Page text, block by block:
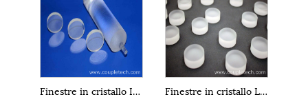
Finestre in cristallo IR MgF2 al fluoruro di magnesio Finestre in cristallo LiF al fluoruro di litio